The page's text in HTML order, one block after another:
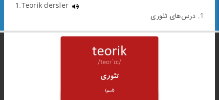
1.Teorik dersler
1. درس‌های تئوری